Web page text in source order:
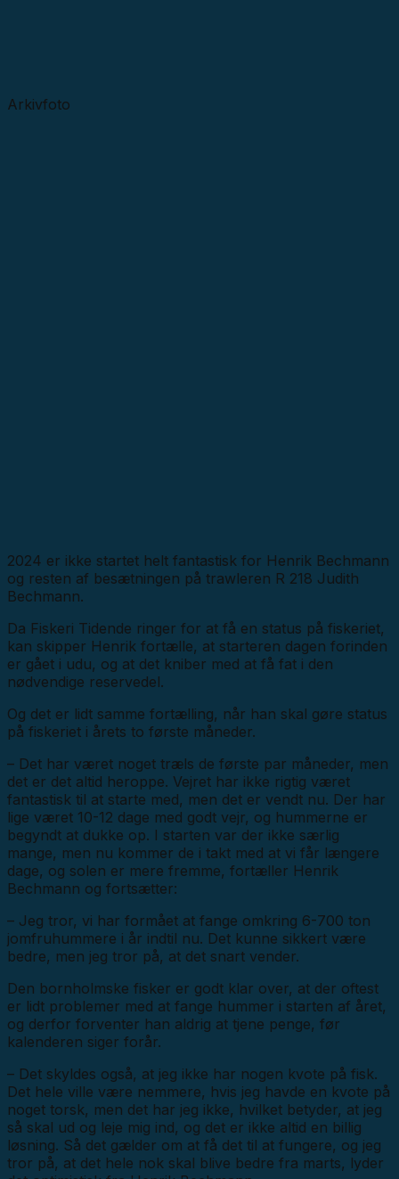
Arkivfoto
2024 er ikke startet helt fantastisk for Henrik Bechmann
og resten af besætningen på trawleren R 218 Judith
Bechmann.
Da Fiskeri Tidende ringer for at få en status på fiskeriet,
kan skipper Henrik fortælle, at starteren dagen forinden
er gået i udu, og at det kniber med at få fat i den
nødvendige reservedel.
Og det er lidt samme fortælling, når han skal gøre status
på fiskeriet i årets to første måneder.
– Det har været noget træls de første par måneder, men
det er det altid heroppe. Vejret har ikke rigtig været
fantastisk til at starte med, men det er vendt nu. Der har
lige været 10-12 dage med godt vejr, og hummerne er
begyndt at dukke op. I starten var der ikke særlig
mange, men nu kommer de i takt med at vi får længere
dage, og solen er mere fremme, fortæller Henrik
Bechmann og fortsætter:
– Jeg tror, vi har formået at fange omkring 6-700 ton
jomfruhummere i år indtil nu. Det kunne sikkert være
bedre, men jeg tror på, at det snart vender.
Den bornholmske fisker er godt klar over, at der oftest
er lidt problemer med at fange hummer i starten af året,
og derfor forventer han aldrig at tjene penge, før
kalenderen siger forår.
– Det skyldes også, at jeg ikke har nogen kvote på fisk.
Det hele ville være nemmere, hvis jeg havde en kvote på
noget torsk, men det har jeg ikke, hvilket betyder, at jeg
så skal ud og leje mig ind, og det er ikke altid en billig
løsning. Så det gælder om at få det til at fungere, og jeg
tror på, at det hele nok skal blive bedre fra marts, lyder